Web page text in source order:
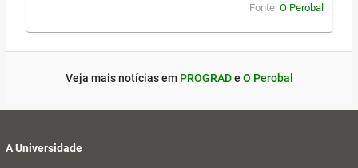
Fonte: O Perobal
Veja mais notícias em PROGRADe O Perobal
A Universidade